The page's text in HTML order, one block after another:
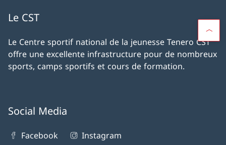
Le CST
Le Centre sportif national de la jeunesse Tenero CST
offre une excellente infrastructure pour de nombreux
sports, camps sportifs et cours de formation.
Social Media
Facebook Instagram